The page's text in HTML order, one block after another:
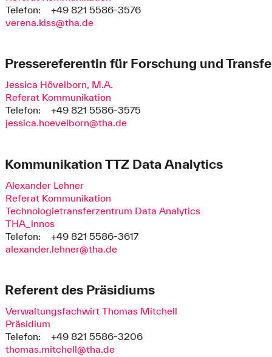
Telefon:
+49 821 5586-3576
verena.kiss@tha.de
Pressereferentin für Forschung und
Jessica Hövelborn, M.A.
Referat Kommunikation
Telefon:
+49 821 5586-3575
jessica.hoevelborn@tha.de
Kommunikation TTZ Data Analytics
Alexander Lehner
Referat Kommunikation
Technologietransferzentrum Data Analytics
THA_innos
Telefon:
+49 821 5586-3617
alexander.lehner@tha.de
Referent des Präsidiums
Verwaltungsfachwirt Thomas Mitchell
Präsidium
Telefon:
+49 821 5586-3206
thomas.mitchell@tha.de